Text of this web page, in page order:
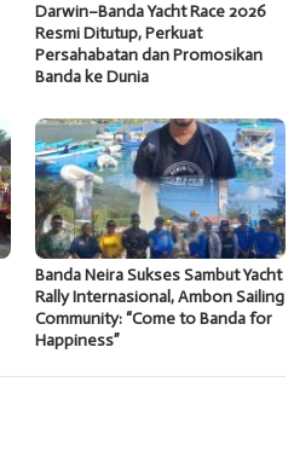
Darwin–Banda Yacht Race 2026
Resmi Ditutup, Perkuat
Persahabatan dan Promosikan
Banda ke Dunia
Banda Neira Sukses Sambut Yacht
Rally Internasional, Ambon Sailing
Community: “Come to Banda for
Happiness”